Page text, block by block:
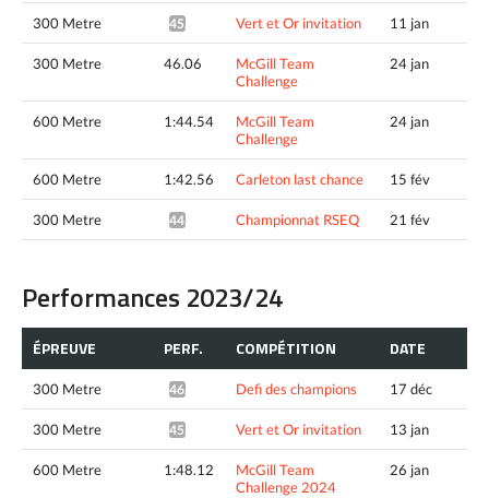
300 Metre 45.48* Vert et Or invitation 11 jan
300 Metre 46.06
McGill Team
Challenge
24 jan
600 Metre 1:44.54
McGill Team
Challenge
24 jan
600 Metre 1:42.56 Carleton last chance 15 fév
300 Metre 44.71* Championnat RSEQ 21 fév
Performances 2023/24
ÉPREUVE PERF. COMPÉTITION DATE
300 Metre 46.07* Defi des champions 17 déc
300 Metre 45.66* Vert et Or invitation 13 jan
600 Metre 1:48.12
McGill Team
Challenge 2024
26 jan